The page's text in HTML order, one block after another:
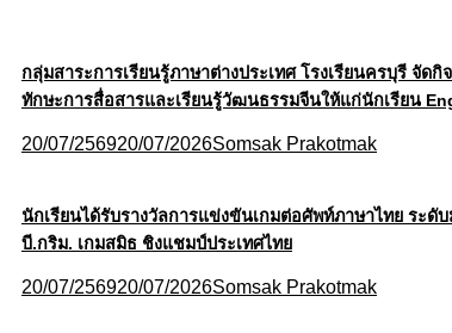
กลุ่มสาระการเรียนรู้ภาษาต่างประเทศ โรงเรียนครบุรี จัด
ทักษะการสื่อสารและเรียนรู้วัฒนธรรมจีนให้แก่นักเรียน
20/07/256920/07/2026Somsak Prakotmak
นักเรียนได้รับรางวัลการแข่งขันเกมต่อศัพท์ภาษาไทย ระดั
บี.กริม. เกมสมิธ ชิงแชมป์ประเทศไทย
20/07/256920/07/2026Somsak Prakotmak